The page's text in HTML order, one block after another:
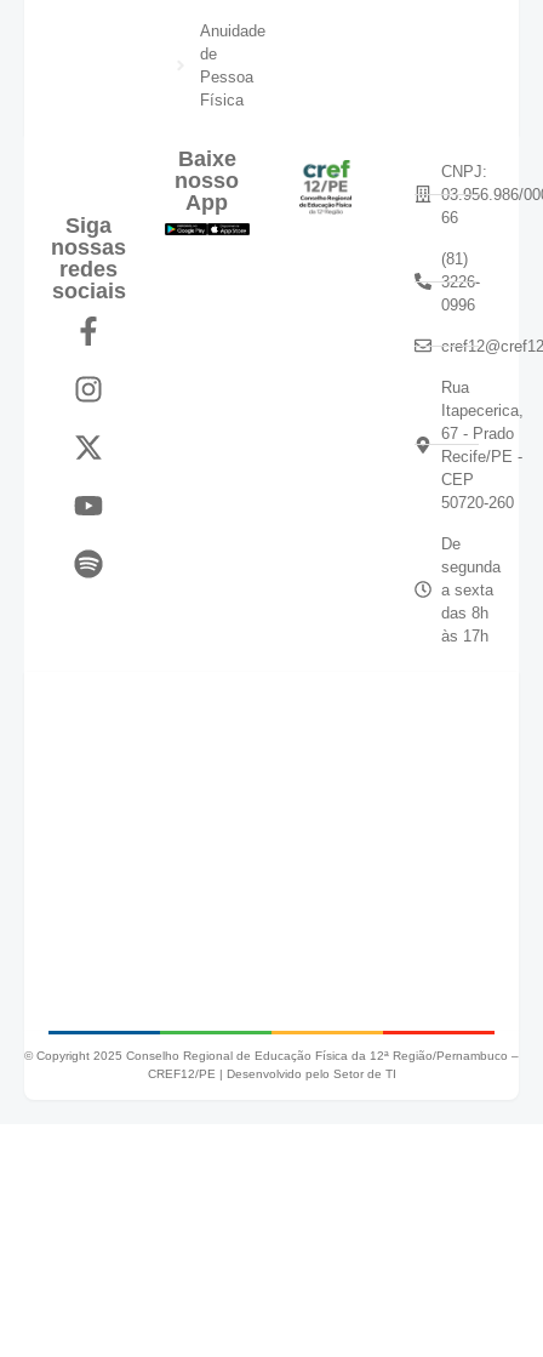
Anuidade
de
Pessoa
Física
Siga
nossas
redes
sociais
Baixe
nosso
App
CNPJ:
03.956.986/
66
(81)
3226-
0996
Rua
Itapecerica,
67 - Prado
Recife/PE -
CEP
50720-260
De
segunda
a sexta
das 8h
às 17h
© Copyright 2025 Conselho Regional de Educação Física da 12ª Região/Pernambuco –
CREF12/PE | Desenvolvido pelo Setor de TI